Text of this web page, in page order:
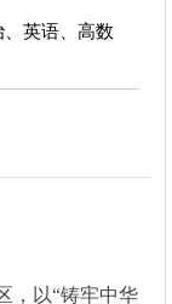
英语、高数
，以“铸牢中华